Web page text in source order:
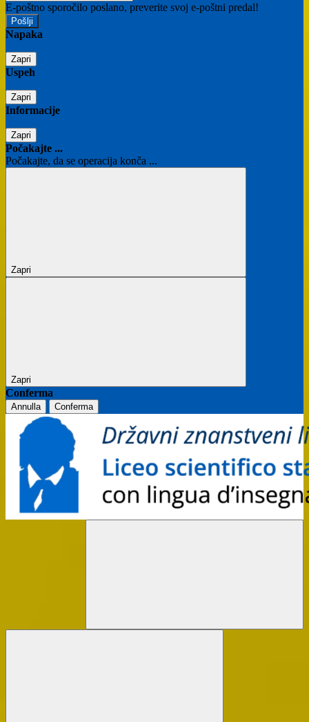
E-poštno sporočilo poslano, preverite svoj e-poštni predal!
Napaka
Zapri
Uspeh
Zapri
Informacije
Zapri
Počakajte ...
Počakajte, da se operacija konča ...
Zapri
Zapri
Conferma
Annulla Conferma